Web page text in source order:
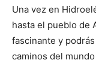
Una vez en
hasta el pueblo de
fascinante y
caminos del